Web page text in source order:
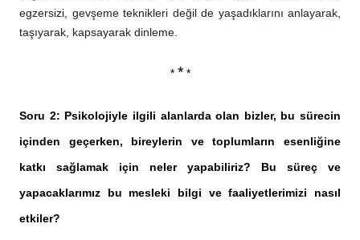
egzersizi, gevşeme teknikleri değil de yaşadıklarını anlayarak,
taşıyarak, kapsayarak dinleme.
* **
Soru 2: Psikolojiyle ilgili alanlarda olan bizler, bu sürecin
içinden geçerken, bireylerin ve toplumların esenliğine
katkı sağlamak için neler yapabiliriz? Bu süreç ve
yapacaklarımız bu mesleki bilgi ve faaliyetlerimizi nasıl
etkiler?